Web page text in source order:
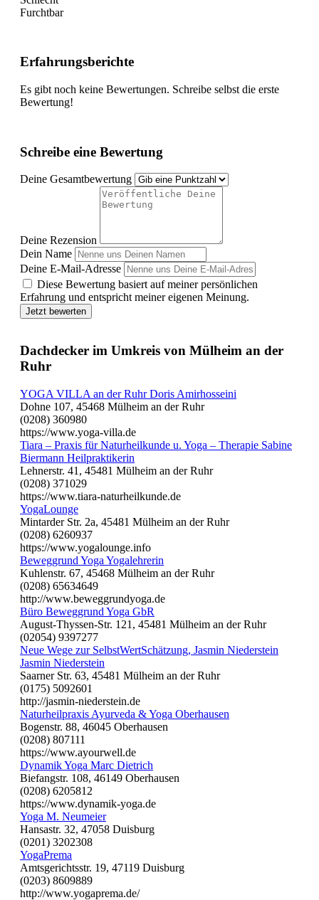
Furchtbar
Erfahrungsberichte
Es gibt noch keine Bewertungen. Schreibe selbst die erste
Bewertung!
Schreibe eine Bewertung
Deine Gesamtbewertung
Deine Rezension
Dein Name
Deine E-Mail-Adresse
Diese Bewertung basiert auf meiner persönlichen
Erfahrung und entspricht meiner eigenen Meinung.
Jetzt bewerten
Dachdecker im Umkreis von Mülheim an der
Ruhr
YOGA VILLA an der Ruhr Doris Amirhosseini
Dohne 107, 45468 Mülheim an der Ruhr
(0208) 360980
https://www.yoga-villa.de
Tiara – Praxis für Naturheilkunde u. Yoga – Therapie Sabine
Biermann Heilpraktikerin
Lehnerstr. 41, 45481 Mülheim an der Ruhr
(0208) 371029
https://www.tiara-naturheilkunde.de
YogaLounge
Mintarder Str. 2a, 45481 Mülheim an der Ruhr
(0208) 6260937
https://www.yogalounge.info
Beweggrund Yoga Yogalehrerin
Kuhlenstr. 67, 45468 Mülheim an der Ruhr
(0208) 65634649
http://www.beweggrundyoga.de
Büro Beweggrund Yoga GbR
August-Thyssen-Str. 121, 45481 Mülheim an der Ruhr
(02054) 9397277
Neue Wege zur SelbstWertSchätzung, Jasmin Niederstein
Jasmin Niederstein
Saarner Str. 63, 45481 Mülheim an der Ruhr
(0175) 5092601
http://jasmin-niederstein.de
Naturheilpraxis Ayurveda & Yoga Oberhausen
Bogenstr. 88, 46045 Oberhausen
(0208) 807111
https://www.ayourwell.de
Dynamik Yoga Marc Dietrich
Biefangstr. 108, 46149 Oberhausen
(0208) 6205812
https://www.dynamik-yoga.de
Yoga M. Neumeier
Hansastr. 32, 47058 Duisburg
(0201) 3202308
YogaPrema
Amtsgerichtsstr. 19, 47119 Duisburg
(0203) 8609889
http://www.yogaprema.de/